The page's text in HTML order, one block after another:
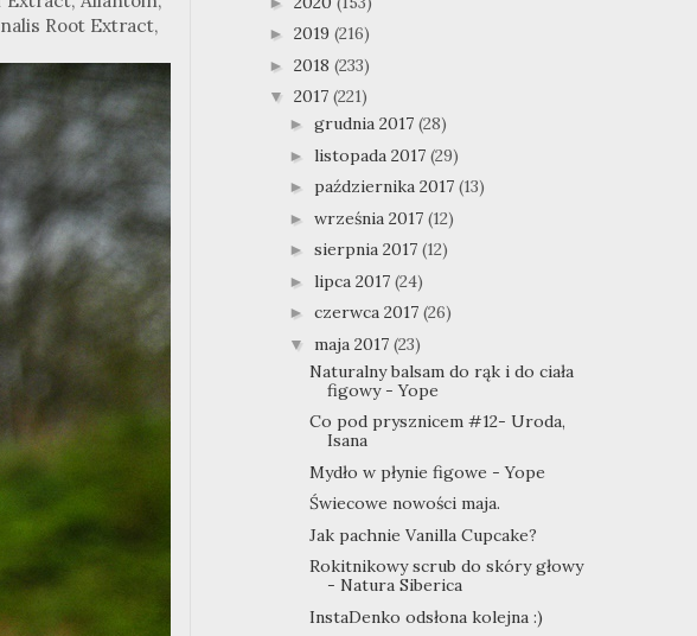
Root Extract,
► 2019 (216)
► 2018 (233)
▼ 2017 (221)
► grudnia 2017 (28)
► listopada 2017 (29)
► października 2017 (13)
► września 2017 (12)
► sierpnia 2017 (12)
► lipca 2017 (24)
► czerwca 2017 (26)
▼ maja 2017 (23)
Naturalny balsam do rąk i do ciała
figowy - Yope
Co pod prysznicem #12- Uroda,
Isana
Mydło w płynie figowe - Yope
Świecowe nowości maja.
Jak pachnie Vanilla Cupcake?
Rokitnikowy scrub do skóry głowy
- Natura Siberica
InstaDenko odsłona kolejna :)